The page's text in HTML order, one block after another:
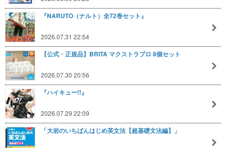
『NARUTO（ナルト）全72巻セット』
2026.07.31 22:54
【公式・正規品】BRITA マクストラプロ 8個セット
2026.07.30 20:56
『ハイキュー!!』
2026.07.29 22:09
「大岩のいちばんはじめ英文法【超基礎文法編】」